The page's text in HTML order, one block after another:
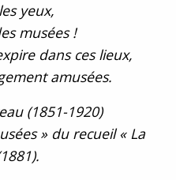
yeux,
musées !
dans ces lieux,
amusées.
(1851-1920)
» du recueil « La